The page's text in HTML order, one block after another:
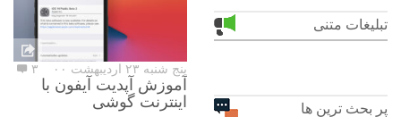
تبلیغات متنی
پر بحث ترین ها
پنج شنبه ۲۳ اردیبهشت ۰۰ ۳
آموزش آپدیت آیفون با
اینترنت گوشی